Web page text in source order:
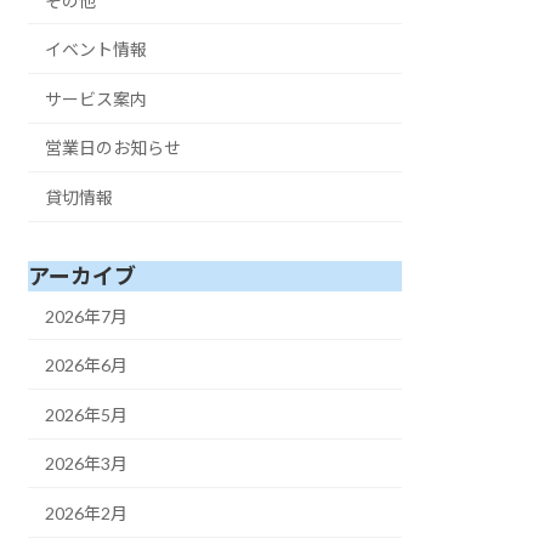
イベント情報
サービス案内
営業日のお知らせ
貸切情報
アーカイブ
2026年7月
2026年6月
2026年5月
2026年3月
2026年2月